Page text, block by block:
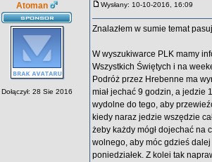
Atoman
Dołączył: 28 Sie 2016
Wysłany: 10-10-2016, 16:09
Znalazłem w sumie temat
W wyszukiwarce PLK mamy
Wszystkich Świętych i na
Podróż przez Hrebenne ma
miał jechać 9 godzin, a jedzie
wydolne do tego, aby
kiedy naraz jedzie wszędzie
żeby każdy mógł dojechać na
wolnego, aby móc gdzieś
poniedziałek. Z kolei tak